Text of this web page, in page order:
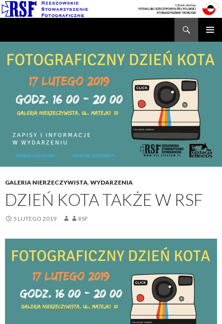
CONTENT
GALERIA NIERZECZYWISTA, WYDARZENIA
DZIEŃ KOTA TAKŻE W RSF
5 LUTEGO 2019 RSF